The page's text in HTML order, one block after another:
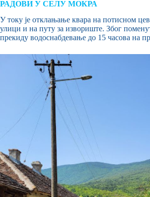
РАДОВИ У СЕЛУ МОКРА
У току је отклањање квара на потисном
улици и на путу за извориште. Због
прекиду водоснабдевање до 15 часова на